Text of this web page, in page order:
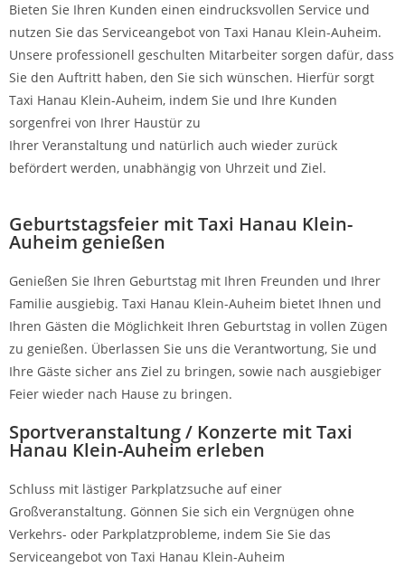
Bieten Sie Ihren Kunden einen eindrucksvollen Service und
nutzen Sie das Serviceangebot von Taxi Hanau Klein-Auheim.
Unsere professionell geschulten Mitarbeiter sorgen dafür, dass
Sie den Auftritt haben, den Sie sich wünschen. Hierfür sorgt
Taxi Hanau Klein-Auheim, indem Sie und Ihre Kunden
sorgenfrei von Ihrer Haustür zu
Ihrer Veranstaltung und natürlich auch wieder zurück
befördert werden, unabhängig von Uhrzeit und Ziel.
Geburtstagsfeier mit Taxi Hanau Klein-
Auheim genießen
Genießen Sie Ihren Geburtstag mit Ihren Freunden und Ihrer
Familie ausgiebig. Taxi Hanau Klein-Auheim bietet Ihnen und
Ihren Gästen die Möglichkeit Ihren Geburtstag in vollen Zügen
zu genießen. Überlassen Sie uns die Verantwortung, Sie und
Ihre Gäste sicher ans Ziel zu bringen, sowie nach ausgiebiger
Feier wieder nach Hause zu bringen.
Sportveranstaltung / Konzerte mit Taxi
Hanau Klein-Auheim erleben
Schluss mit lästiger Parkplatzsuche auf einer
Großveranstaltung. Gönnen Sie sich ein Vergnügen ohne
Verkehrs- oder Parkplatzprobleme, indem Sie Sie das
Serviceangebot von Taxi Hanau Klein-Auheim